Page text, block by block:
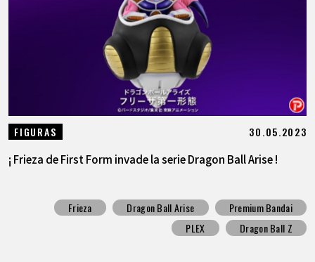
FIGURAS 30.05.2023
¡ Frieza de First Form invade la serie Dragon Ball Arise !
Frieza Dragon Ball Arise
Premium Bandai
PLEX
Dragon Ball Z